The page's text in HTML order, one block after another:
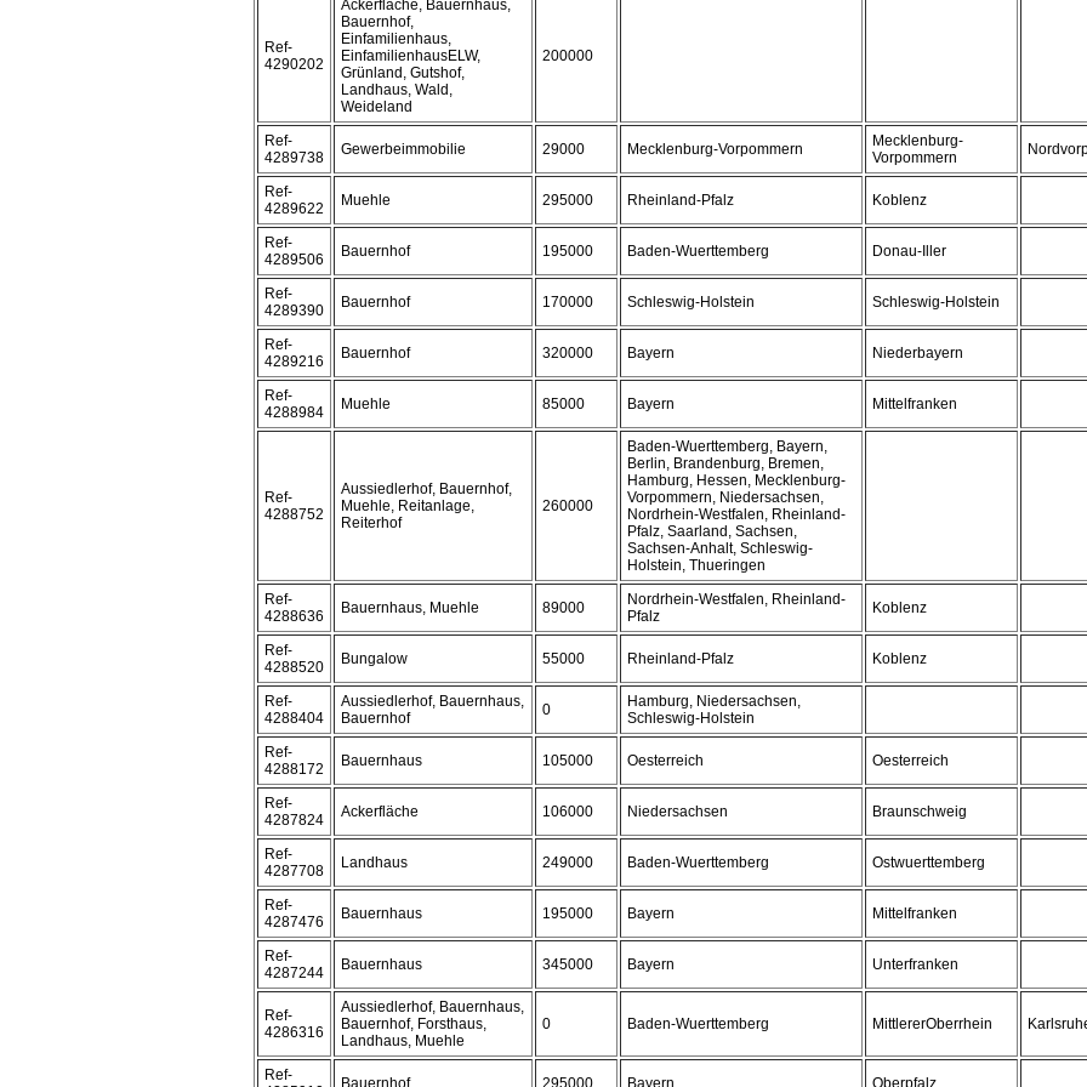
Ref-
4290202
Ackerfläche, Bauernhaus,
Bauernhof,
Einfamilienhaus,
EinfamilienhausELW,
Grünland, Gutshof,
Landhaus, Wald,
Weideland
200000
Ref-
4289738
Gewerbeimmobilie 29000 Mecklenburg-Vorpommern
Mecklenburg-
Vorpommern
Ref-
4289622
Muehle 295000 Rheinland-Pfalz Koblenz
Ref-
4289506
Bauernhof 195000 Baden-Wuerttemberg Donau-Iller
Ref-
4289390
Bauernhof 170000 Schleswig-Holstein Schleswig-Holstein
Ref-
4289216
Bauernhof 320000 Bayern Niederbayern
Ref-
4288984
Muehle 85000 Bayern Mittelfranken
Ref-
4288752
Aussiedlerhof, Bauernhof,
Muehle, Reitanlage,
Reiterhof
260000
Baden-Wuerttemberg, Bayern,
Berlin, Brandenburg, Bremen,
Hamburg, Hessen, Mecklenburg-
Vorpommern, Niedersachsen,
Nordrhein-Westfalen, Rheinland-
Pfalz, Saarland, Sachsen,
Sachsen-Anhalt, Schleswig-
Holstein, Thueringen
Ref-
4288636
Bauernhaus, Muehle 89000
Nordrhein-Westfalen, Rheinland-
Pfalz
Koblenz
Ref-
4288520
Bungalow 55000 Rheinland-Pfalz Koblenz
Ref-
4288404
Aussiedlerhof, Bauernhaus,
Bauernhof
0
Hamburg, Niedersachsen,
Schleswig-Holstein
Ref-
4288172
Bauernhaus 105000 Oesterreich Oesterreich
Ref-
4287824
Ackerfläche 106000 Niedersachsen Braunschweig
Ref-
4287708
Landhaus 249000 Baden-Wuerttemberg Ostwuerttemberg
Ref-
4287476
Bauernhaus 195000 Bayern Mittelfranken
Ref-
4287244
Bauernhaus 345000 Bayern Unterfranken
Ref-
4286316
Aussiedlerhof, Bauernhaus,
Bauernhof, Forsthaus,
Landhaus, Muehle
0 Baden-Wuerttemberg MittlererOberrhein
Ref-
Bauernhof 295000 Bayern Oberpfalz